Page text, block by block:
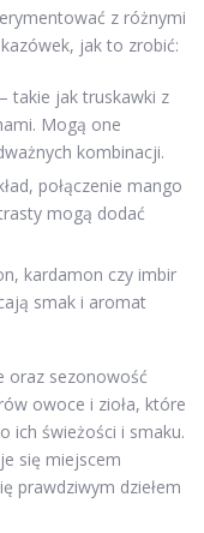
z różnymi
jak to zrobić:
– takie jak truskawki z
Mogą one
kombinacji.
połączenie mango
mogą dodać
kardamon czy imbir
smak i aromat
oraz sezonowość
owoce i zioła, które
ich świeżości i smaku.
się miejscem
prawdziwym dziełem